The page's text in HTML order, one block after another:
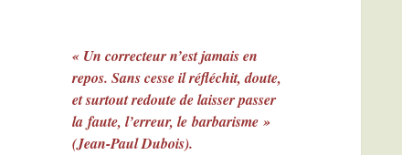
« Un correcteur n’est jamais en
repos. Sans cesse il réfléchit, doute,
et surtout redoute de laisser passer
la faute, l’erreur, le barbarisme »
(Jean-Paul Dubois).